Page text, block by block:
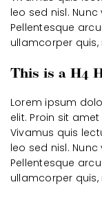
leo sed nisl.
Pellentesque
ullamcorper quis,
This is a H4
Lorem ipsum
elit. Proin sit
Vivamus quis
leo sed nisl.
Pellentesque
ullamcorper quis,